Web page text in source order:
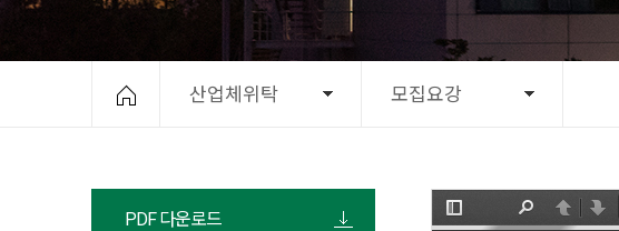
산업체위탁 모집요강
PDF 다운로드